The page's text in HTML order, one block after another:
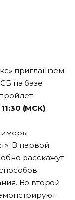
приглашаем
на базе
(МСК).
В первой
расскажут
Во второй